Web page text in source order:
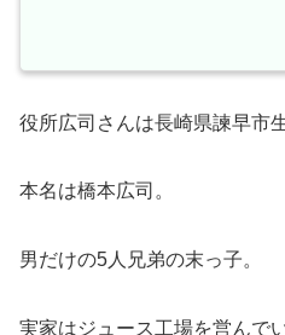
役所広司さんは長崎県諫早市
本名は橋本広司。
男だけの5人兄弟の末っ子。
実家はジュース工場を営んで